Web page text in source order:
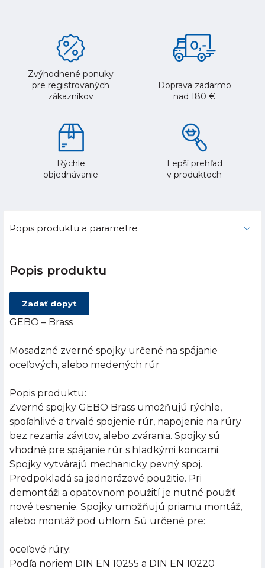
Zvýhodnené ponuky
pre registrovaných
zákazníkov
Doprava zadarmo
nad 180 €
Rýchle
objednávanie
Lepší prehľad
v produktoch
Popis produktu a parametre
Popis produktu
Zadať dopyt
GEBO – Brass
Mosadzné zverné spojky určené na spájanie
oceľových, alebo medených rúr
Popis produktu:
Zverné spojky GEBO Brass umožňujú rýchle,
spoľahlivé a trvalé spojenie rúr, napojenie na rúry
bez rezania závitov, alebo zvárania. Spojky sú
vhodné pre spájanie rúr s hladkými koncami.
Spojky vytvárajú mechanicky pevný spoj.
Predpokladá sa jednorázové použitie. Pri
demontáži a opätovnom použití je nutné použiť
nové tesnenie. Spojky umožňujú priamu montáž,
alebo montáž pod uhlom. Sú určené pre:
oceľové rúry:
Podľa noriem DIN EN 10255 a DIN EN 10220